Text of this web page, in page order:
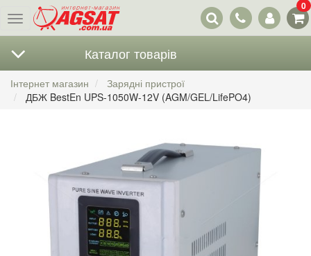
Меню
Наші
контакти
0
Каталог товарів
Інтернет магазин
Зарядні пристрої
ДБЖ BestEn UPS-1050W-12V (AGM/GEL/LifePO4)